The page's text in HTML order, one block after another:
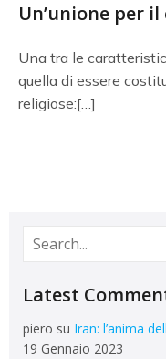
Un’unione per
Una tra le
quella di essere
religiose:[…]
Latest
piero su Iran: l’anima
19 Gennaio 2023